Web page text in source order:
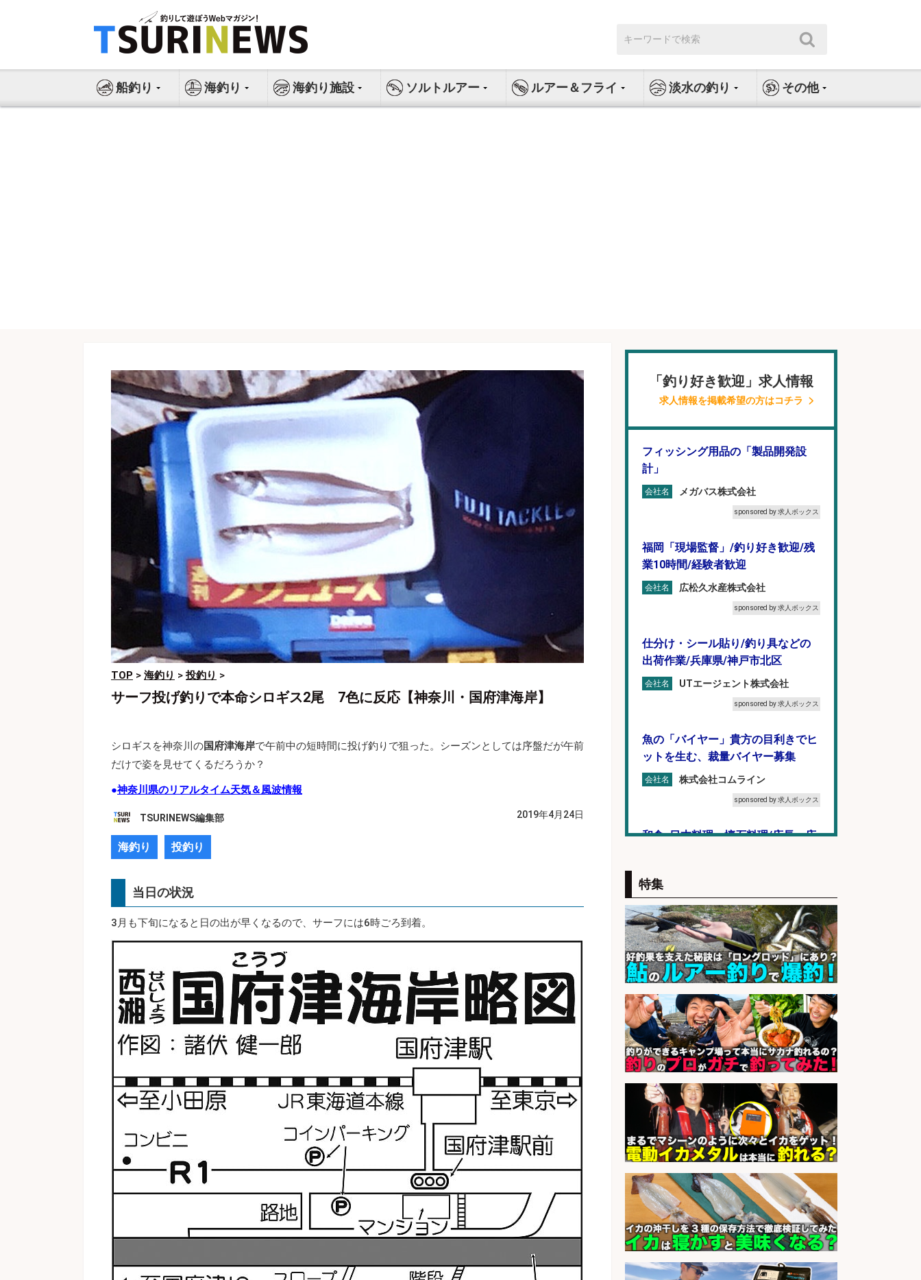
ス
索:
船釣り 海釣り 海釣り施設 ソルトルアー ルアー＆フライ 淡水の釣り その他
TOP > 海釣り > 投釣り >
サーフ投げ釣りで本命シロギス2尾 7色に反応【神奈川・国府津海岸】
シロギスを神奈川の国府津海岸で午前中の短時間に投げ釣りで狙った。シーズンとしては序盤だが午前
だけで姿を見せてくるだろうか？
●神奈川県のリアルタイム天気＆風波情報
TSURINEWS編集部 2019年4月24日
海釣り 投釣り
当日の状況
3月も下旬になると日の出が早くなるので、サーフには6時ごろ到着。
「釣り好き歓迎」求人情報
求人情報を掲載希望の方はコチラ
フィッシング用品の「製品開発設
計」
会社名 メガバス株式会社
sponsored by 求人ボックス
福岡「現場監督」/釣り好き歓迎/残
業10時間/経験者歓迎
会社名 広松久水産株式会社
sponsored by 求人ボックス
仕分け・シール貼り/釣り具などの
出荷作業/兵庫県/神戸市北区
会社名 UTエージェント株式会社
sponsored by 求人ボックス
魚の「バイヤー」貴方の目利きでヒ
ットを生む、裁量バイヤー募集
会社名 株式会社コムライン
sponsored by 求人ボックス
和食, 日本料理・懐石料理/店長・店
店長候補募集
会社名
魚と肴 いとおかし 魚と肴 いとお
かし
sponsored by 求人ボックス
レジ打ち/日払いOK/おさかなの三枚
おろし/新潟県/小千谷市
会社名 株式会社G&G
sponsored by 求人ボックス
日払いOKで即日収入/軽作業・物流
その他/「9月末までの短期」釣り具
のピッキング作業など/残業少なめ/
日勤&土日休み/未経験OK!
会社名
UTエージェント株式会社 関西第
二CU
sponsored by 求人ボックス
コンビニ/広島県/調理なし・軽作業
スタート お魚のパック詰め 品出し/
週4日から勤務OK/希望休が取得で
きる
特集